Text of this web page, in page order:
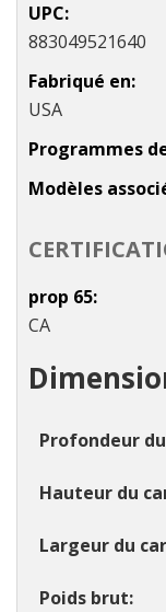
UPC
883049521640
Fabriqué en
USA
Programmes
Modèles
prop 65
CA
Profondeur
Hauteur du
Largeur du
Poids brut